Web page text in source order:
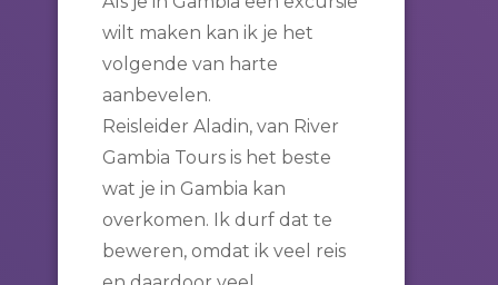
wilt maken kan ik je het
volgende van harte
aanbevelen.
Reisleider Aladin, van River
Gambia Tours is het beste
wat je in Gambia kan
overkomen. Ik durf dat te
beweren, omdat ik veel reis